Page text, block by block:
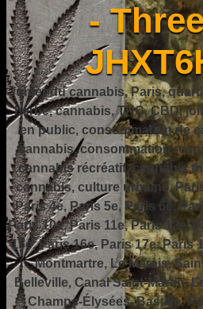
-
fumer du cannabis, Paris,
herbe, cannabis, THC, CBD,
en public, consommation de
cannabis, consommation
cannabis récréatif, cannabis
cannabis, culture urbaine,
Paris 4e, Paris 5e, Paris 6e,
Paris 10e, Paris 11e, Paris 12e,
15e, Paris 16e, Paris 17e, Paris
Montmartre, Le Marais,
Belleville, Canal Saint-Martin,
Champs-Élysées, Bastille,